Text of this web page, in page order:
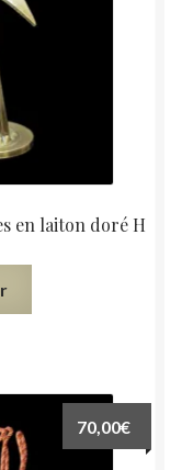
en laiton doré H
70,00€